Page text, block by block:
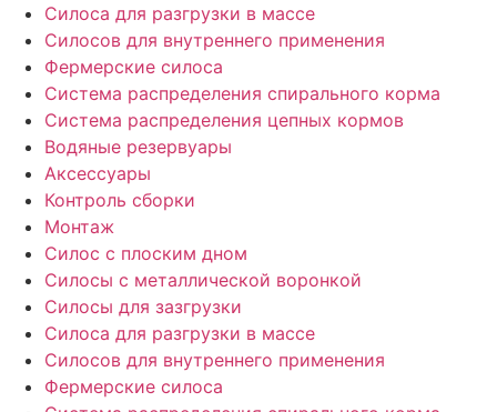
Силоса для разгрузки в массе
Силосов для внутреннего применения
Фермерские силоса
Система распределения спирального корма
Система распределения цепных кормов
Водяные резервуары
Аксессуары
Контроль сборки
Монтаж
Силос с плоским дном
Силосы с металлической воронкой
Силосы для зазгрузки
Силоса для разгрузки в массе
Силосов для внутреннего применения
Фермерские силоса